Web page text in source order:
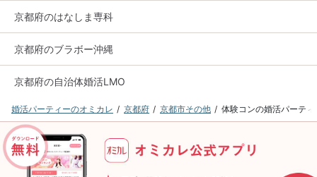
京都府のはなしま専科
京都府のブラボー沖縄
京都府の自治体婚活LMO
婚活パーティーのオミカレ 京都府 京都市その他 体験コンの婚活パーティ